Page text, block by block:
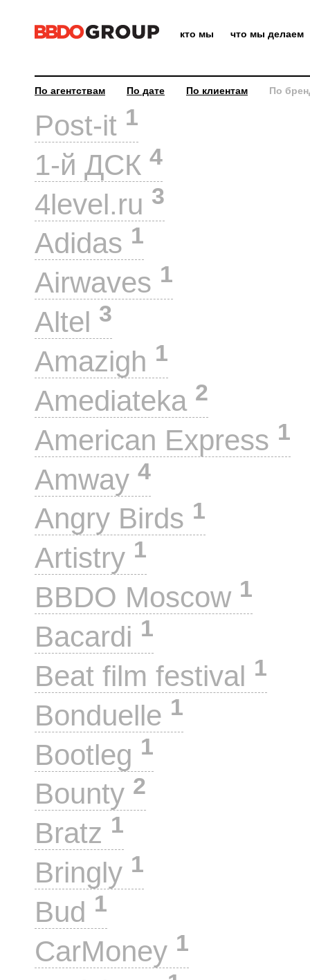
кто мы что мы делаем
По агентствам По дате По клиентам По
Post-it 1
1-й ДСК 4
4level.ru 3
Adidas 1
Airwaves 1
Altel 3
Amazigh 1
Amediateka 2
American Express 1
Amway 4
Angry Birds 1
Artistry 1
BBDO Moscow 1
Bacardi 1
Beat film festival 1
Bonduelle 1
Bootleg 1
Bounty 2
Bratz 1
Bringly 1
Bud 1
CarMoney 1